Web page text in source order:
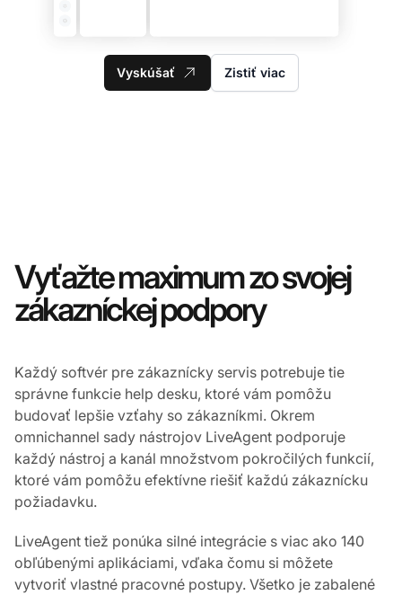
Vyskúšať Zistiť viac
Vyťažte maximum zo svojej
zákazníckej podpory
Každý softvér pre zákaznícky servis potrebuje tie
správne funkcie help desku, ktoré vám pomôžu
budovať lepšie vzťahy so zákazníkmi. Okrem
omnichannel sady nástrojov LiveAgent podporuje
každý nástroj a kanál množstvom pokročilých funkcií,
ktoré vám pomôžu efektívne riešiť každú zákaznícku
požiadavku.
LiveAgent tiež ponúka silné integrácie s viac ako 140
obľúbenými aplikáciami, vďaka čomu si môžete
vytvoriť vlastné pracovné postupy. Všetko je zabalené